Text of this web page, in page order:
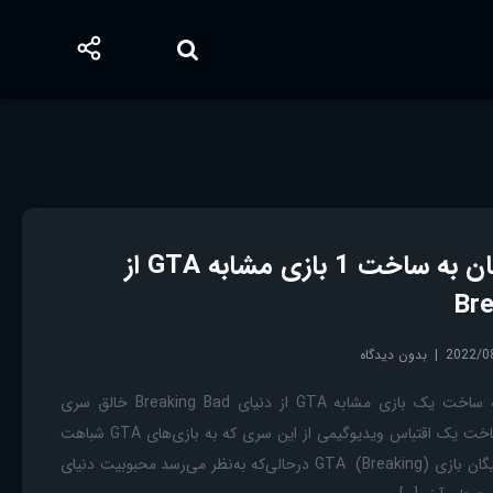
علاقه وینس گیلیگان به ساخت 1 بازی مشابه GTA از
2022/ بدون دیدگاه
GTA علاقه وینس گیلیگان به ساخت یک بازی مشابه GTA از دنیای Breaking Bad خالق سری
بریکینگ بد از علاقه خود به ساخت یک اقتباس ویدیوگیمی از این سری که به بازی‌های GTA شباهت
دارد خبر داده است. وینس گیلیگان بازی GTA (Breaking) درحالی‌که به‌نظر می‌رسد محبوبیت دنیای